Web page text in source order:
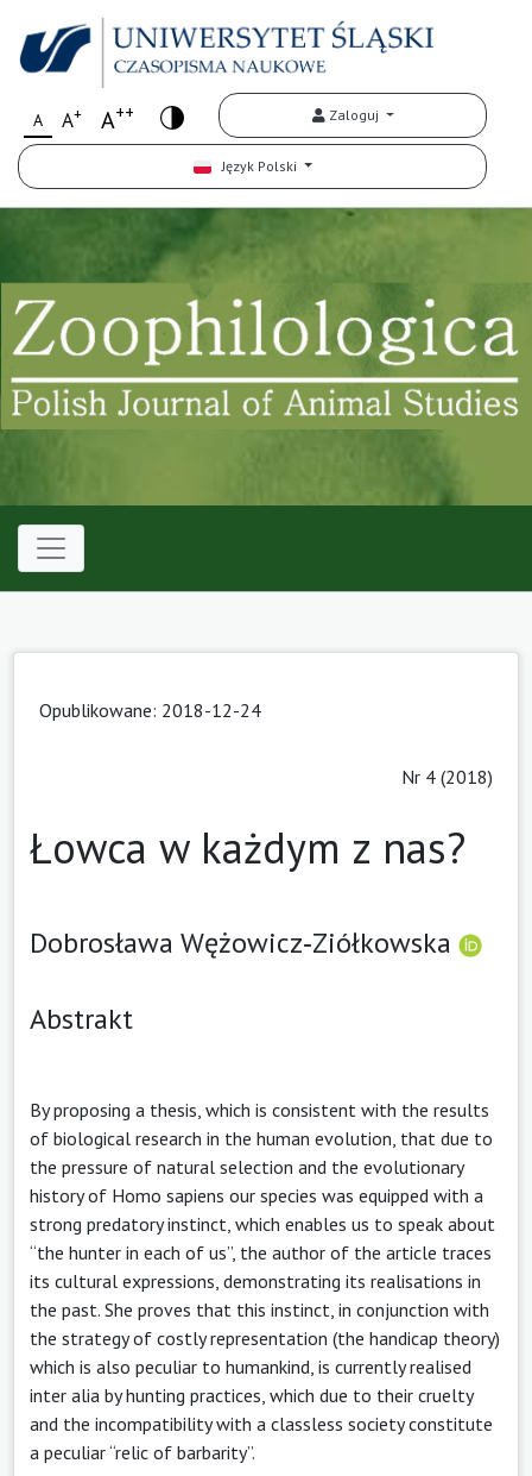
A A+ A++ Zaloguj
Język Polski
Opublikowane: 2018-12-24
Nr 4 (2018)
Łowca w każdym z nas?
Dobrosława Wężowicz‑Ziółkowska
Abstrakt
By proposing a thesis, which is consistent with the results
of biological research in the human evolution, that due to
the pressure of natural selection and the evolutionary
history of Homo sapiens our species was equipped with a
strong predatory instinct, which enables us to speak about
“the hunter in each of us”, the author of the article traces
its cultural expressions, demonstrating its realisations in
the past. She proves that this instinct, in conjunction with
the strategy of costly representation (the handicap theory)
which is also peculiar to humankind, is currently realised
inter alia by hunting practices, which due to their cruelty
and the incompatibility with a classless society constitute
a peculiar “relic of barbarity”.